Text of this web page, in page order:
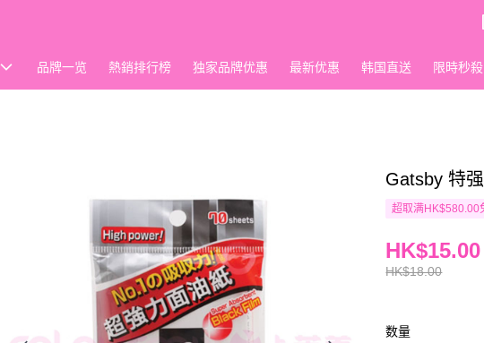
品牌一览 熱銷排行榜 独家品牌优惠 最新优惠 韩国直送 限時秒殺
Gatsby 特
超取满HK$580.00
HK$18.00
HK$15.00
数量